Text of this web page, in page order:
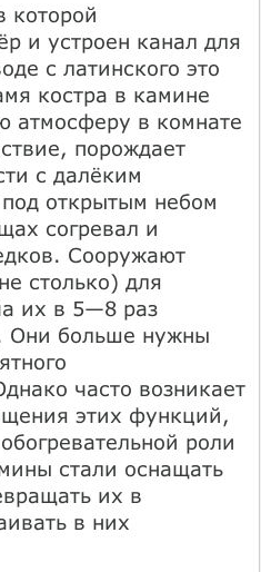
которой
и устроен канал для
с латинского это
костра в камине
атмосферу в комнате
порождает
с далёким
открытым небом
согревал и
Сооружают
столько) для
их в 5—8 раз
Они больше нужны
часто возникает
этих функций,
роли
стали оснащать
их в
в них